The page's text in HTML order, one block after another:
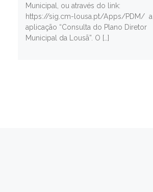
Municipal, ou através do link:
https://sig.cm-lousa.pt/Apps/PDM/ a
aplicação “Consulta do Plano Diretor
Municipal da Lousã”. O […]